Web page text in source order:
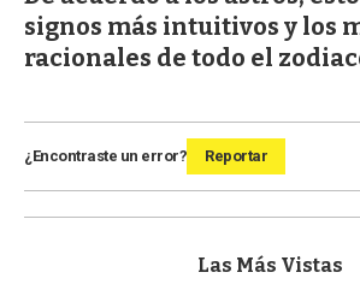
signos más intuitivos y los
racionales de todo el
¿Encontraste un error? Reportar
Las Más Vistas